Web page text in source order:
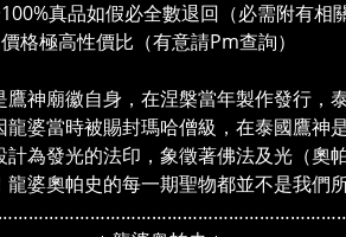
真品如假必全數退回（必需附有相
格極高性價比（有意請Pm查詢）
鷹神廟徽自身，在涅槃當年製作發行，
龍婆當時被賜封瑪哈僧級，在泰國鷹神
計為發光的法印，象徵著佛法及光（奧
龍婆奧帕史的每一期聖物都並不是我們